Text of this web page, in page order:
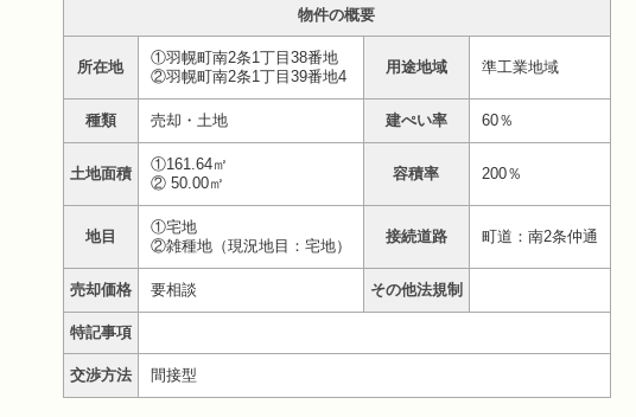
物件の概要
所在地
①羽幌町南2条1丁目38番地
②羽幌町南2条1丁目39番地4
用途地域 準工業地域
種類 売却・土地 建ぺい率 60％
土地面積
①161.64㎡
② 50.00㎡
容積率 200％
地目
①宅地
②雑種地（現況地目：宅地）
接続道路 町道：南2条仲通
売却価格 要相談 その他法規制
特記事項
交渉方法 間接型